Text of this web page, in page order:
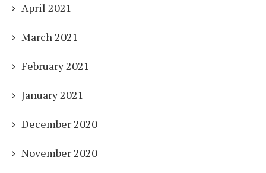
April 2021
March 2021
February 2021
January 2021
December 2020
November 2020